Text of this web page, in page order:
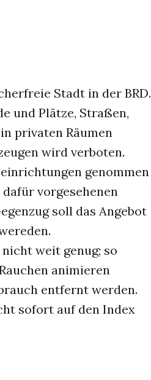
Stadt in der BRD.
und Plätze, Straßen,
privaten Räumen
wird verboten.
genommen
vorgesehenen
soll das Angebot
weit genug; so
animieren
entfernt werden.
sofort auf den Index